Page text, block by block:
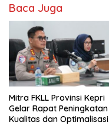
Baca Juga
Mitra FKLL Provinsi Kepri
Gelar Rapat Peningkatan
Kualitas dan Optimalisasi